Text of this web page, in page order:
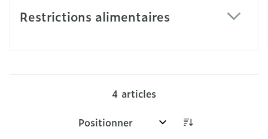
Restrictions alimentaires
4 articles
Trier par: